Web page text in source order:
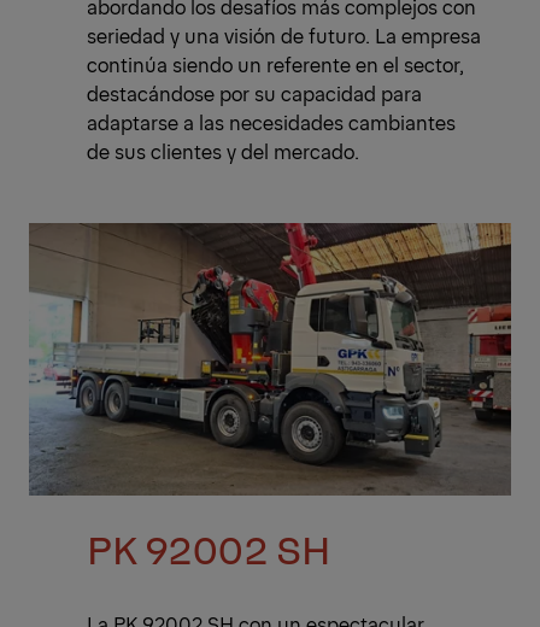
abordando los desafíos más complejos con
seriedad y una visión de futuro. La empresa
continúa siendo un referente en el sector,
destacándose por su capacidad para
adaptarse a las necesidades cambiantes
de sus clientes y del mercado.
PK 92002 SH